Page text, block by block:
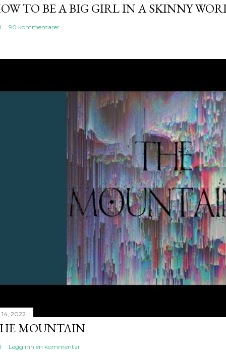
TO BE A BIG GIRL IN A SKINNY
90 kommentarer
2022
MOUNTAIN
Legg inn en kommentar